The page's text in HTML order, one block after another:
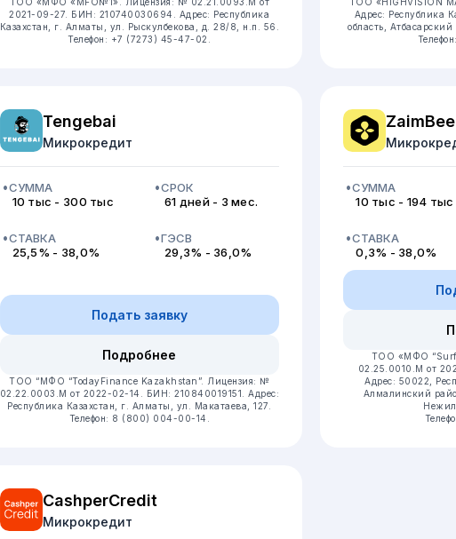
2021-09-27. БИН: 210740030694. Адрес: Республика
Казахстан, г. Алматы, ул. Рыскулбекова, д. 28/8, н.п. 56.
Телефон: +7 (7273) 45-47-02.
Адрес: Республика
область,
Tengebai
Микрокредит
СУММА
10 тыс - 300 тыс
СРОК
61 дней - 3 мес.
СТАВКА
25,5% - 38,0%
ГЭСВ
29,3% - 36,0%
Подать заявку
Подробнее
ТОО “МФО “TodayFinance Kazakhstan”.
Лицензия: №
02.22.0003.М от 2022-02-14.
БИН: 210840019151.Адрес:
Республика Казахстан, г. Алматы, ул. Макатаева, 127.
Телефон: 8 (800) 004-00-14.
ZaimBee
СУММА
10 тыс - 194 тыс
СТАВКА
0,3% - 38,0%
ТОО «МФО
02.25.0010.М от
Адрес: 50022,
Алмалинский
CashperCredit
Микрокредит